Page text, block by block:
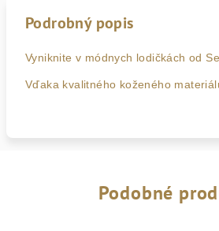
Podrobný popis
Vyniknite v módnych lodičkách od
Vďaka kvalitného koženého
Podobné